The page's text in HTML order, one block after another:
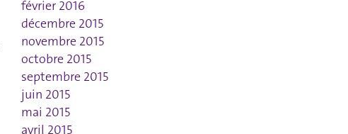
février 2016
décembre 2015
novembre 2015
octobre 2015
septembre 2015
juin 2015
mai 2015
avril 2015